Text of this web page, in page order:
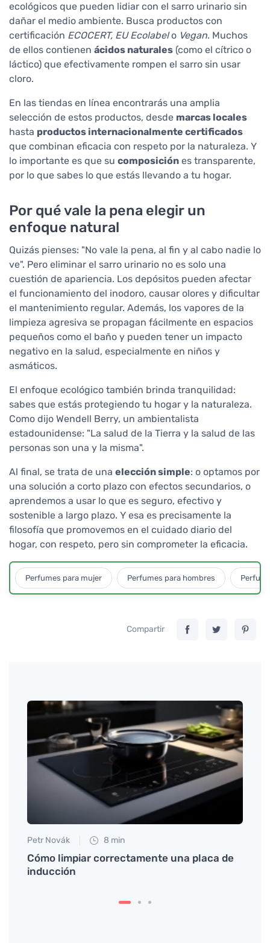
ecológicos que pueden lidiar con el sarro urinario sin
dañar el medio ambiente. Busca productos con
certificación ECOCERT, EU Ecolabelo Vegan. Muchos
de ellos contienen ácidos naturales (como el cítrico o
láctico) que efectivamente rompen el sarro sin usar
cloro.
En las tiendas en línea encontrarás una amplia
selección de estos productos, desde marcas locales
hasta productos internacionalmente certificados
que combinan eficacia con respeto por la naturaleza. Y
lo importante es que su composición es transparente,
por lo que sabes lo que estás llevando a tu hogar.
Por qué vale la pena elegir un
enfoque natural
Quizás pienses: "No vale la pena, al fin y al cabo nadie lo
ve". Pero eliminar el sarro urinario no es solo una
cuestión de apariencia. Los depósitos pueden afectar
el funcionamiento del inodoro, causar olores y dificultar
el mantenimiento regular. Además, los vapores de la
limpieza agresiva se propagan fácilmente en espacios
pequeños como el baño y pueden tener un impacto
negativo en la salud, especialmente en niños y
asmáticos.
El enfoque ecológico también brinda tranquilidad:
sabes que estás protegiendo tu hogar y la naturaleza.
Como dijo Wendell Berry, un ambientalista
estadounidense: "La salud de la Tierra y la salud de las
personas son una y la misma".
Al final, se trata de una elección simple: o optamos por
una solución a corto plazo con efectos secundarios, o
aprendemos a usar lo que es seguro, efectivo y
sostenible a largo plazo. Y esa es precisamente la
filosofía que promovemos en el cuidado diario del
hogar, con respeto, pero sin comprometer la eficacia.
Perfumes para mujer Perfumes para hombres
Compartir
Petr Novák 8 min
Cómo limpiar correctamente una placa de
inducción